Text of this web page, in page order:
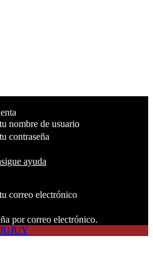
tu nombre de usuario
tu contraseña
ayuda
tu correo electrónico
por correo electrónico.